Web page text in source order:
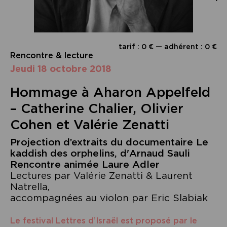
tarif : 0 € — adhérent : 0 €
Rencontre & lecture
jeudi 18 octobre 2018
Hommage à Aharon Appelfeld
– Catherine Chalier, Olivier
Cohen et Valérie Zenatti
Projection d’extraits du documentaire Le
kaddish des orphelins, d'Arnaud Sauli
Rencontre animée Laure Adler
Lectures par Valérie Zenatti & Laurent
Natrella,
accompagnées au violon par Eric Slabiak
Le festival Lettres d’Israël est proposé par le